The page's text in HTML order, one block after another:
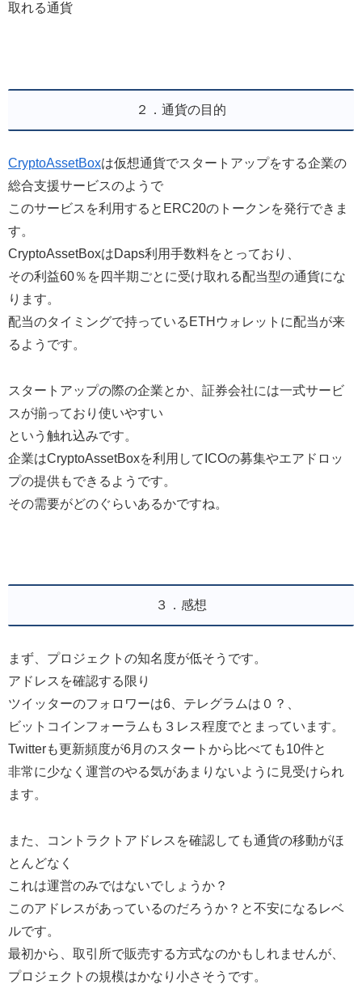
取れる通貨
２．通貨の目的
CryptoAssetBoxは仮想通貨でスタートアップをする企業の
総合支援サービスのようで
このサービスを利用するとERC20のトークンを発行できま
す。
CryptoAssetBoxはDaps利用手数料をとっており、
その利益60％を四半期ごとに受け取れる配当型の通貨にな
ります。
配当のタイミングで持っているETHウォレットに配当が来
るようです。
スタートアップの際の企業とか、証券会社には一式サービ
スが揃っており使いやすい
という触れ込みです。
企業はCryptoAssetBoxを利用してICOの募集やエアドロッ
プの提供もできるようです。
その需要がどのぐらいあるかですね。
３．感想
まず、プロジェクトの知名度が低そうです。
アドレスを確認する限り
ツイッターのフォロワーは6、テレグラムは０？、
ビットコインフォーラムも３レス程度でとまっています。
Twitterも更新頻度が6月のスタートから比べても10件と
非常に少なく運営のやる気があまりないように見受けられ
ます。
また、コントラクトアドレスを確認しても通貨の移動がほ
とんどなく
これは運営のみではないでしょうか？
このアドレスがあっているのだろうか？と不安になるレベ
ルです。
最初から、取引所で販売する方式なのかもしれませんが、
プロジェクトの規模はかなり小さそうです。